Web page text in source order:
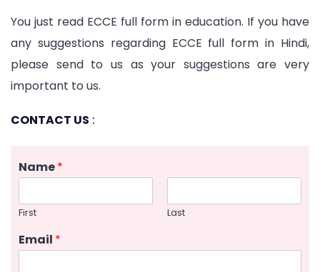
You just read ECCE full form in education. If you have
any suggestions regarding ECCE full form in Hindi,
please send to us as your suggestions are very
important to us.
CONTACT US :
Name*
First Last
Email *